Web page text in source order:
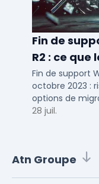
Fin de
R2 : ce
savoir
Fin de support
octobre 2023 :
options de
pour TPE, PME et
28 juil.
Atn Groupe